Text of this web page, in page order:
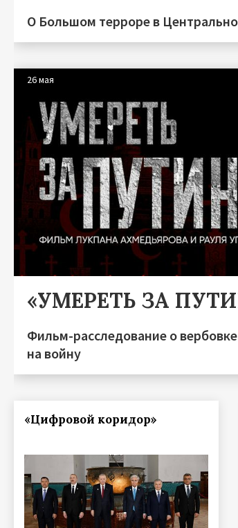
О Большом терроре в
26 мая
«УМЕРЕТЬ ЗА
Фильм-расследование о
на войну
«Цифровой коридор»